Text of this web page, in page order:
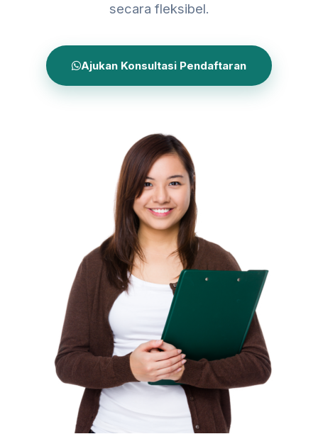
secara fleksibel.
Ajukan Konsultasi Pendaftaran